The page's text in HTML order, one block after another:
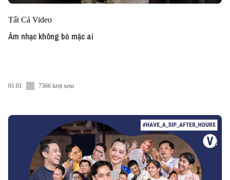
Tất Cả Video
Âm nhạc không bỏ mặc ai
01:01 7366 lượt xem